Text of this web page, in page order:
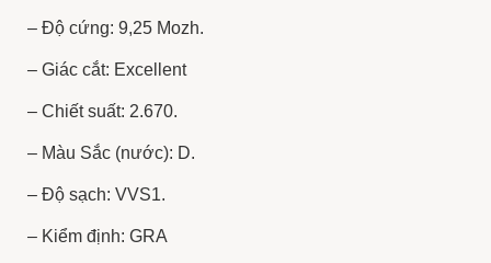
– Độ cứng: 9,25 Mozh.
– Giác cắt: Excellent
– Chiết suất: 2.670.
– Màu Sắc (nước): D.
– Độ sạch: VVS1.
– Kiểm định: GRA